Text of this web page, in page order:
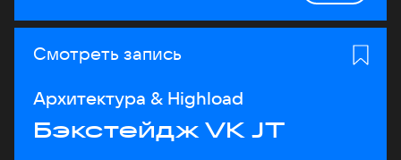
Смотреть запись
Архитектура & Highload
Бэкстейдж VK JT